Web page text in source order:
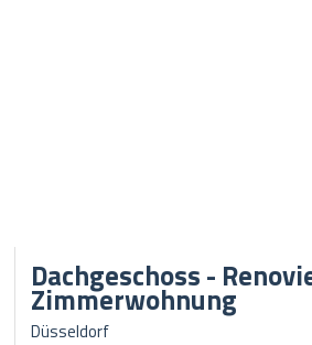
Dachgeschoss -
Zimmerwohnung
Düsseldorf